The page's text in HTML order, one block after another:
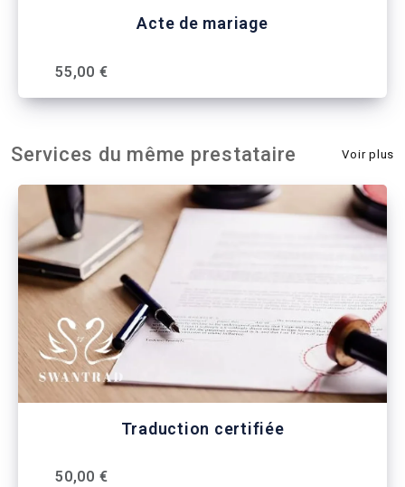
Acte de mariage
55,00 €
Services du même prestataire Voir plus
Traduction certifiée
50,00 €